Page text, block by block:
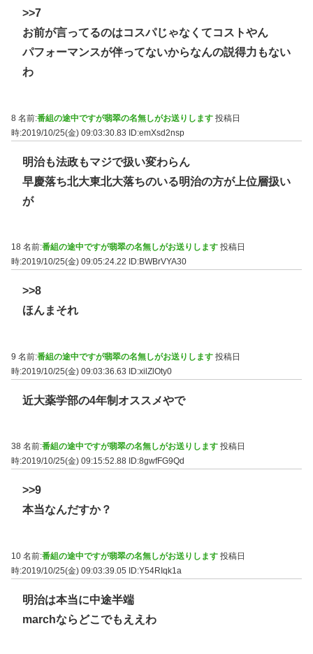
>>7
お前が言ってるのはコスパじゃなくてコストやん
パフォーマンスが伴ってないからなんの説得力もない
わ
8 名前:番組の途中ですが翡翠の名無しがお送りします 投稿日
時:2019/10/25(金) 09:03:30.83 ID:emXsd2nsp
明治も法政もマジで扱い変わらん
早慶落ち北大東北大落ちのいる明治の方が上位層扱い
が
18 名前:番組の途中ですが翡翠の名無しがお送りします 投稿日
時:2019/10/25(金) 09:05:24.22
ID:BWBrVYA30
>>8
ほんまそれ
9 名前:番組の途中ですが翡翠の名無しがお送りします 投稿日
時:2019/10/25(金) 09:03:36.63 ID:xilZlOty0
近大薬学部の4年制オススメやで
38 名前:番組の途中ですが翡翠の名無しがお送りします 投稿日
時:2019/10/25(金) 09:15:52.88 ID:8gwfFG9Qd
>>9
本当なんだすか？
10 名前:番組の途中ですが翡翠の名無しがお送りします 投稿日
時:2019/10/25(金) 09:03:39.05 ID:Y54RIqk1a
明治は本当に中途半端
marchならどこでもええわ